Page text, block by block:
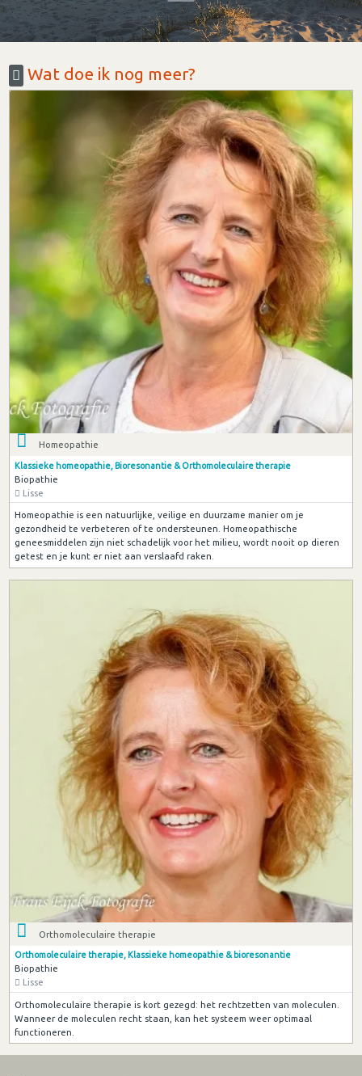
Wat doe ik nog meer?
Homeopathie
Klassieke homeopathie, Bioresonantie & Orthomoleculaire therapie
Biopathie
Lisse
Homeopathie is een natuurlijke, veilige en duurzame manier om je
gezondheid te verbeteren of te ondersteunen. Homeopathische
geneesmiddelen zijn niet schadelijk voor het milieu, wordt nooit op dieren
getest en je kunt er niet aan verslaafd raken.
Orthomoleculaire therapie
Orthomoleculaire therapie, Klassieke homeopathie & bioresonantie
Biopathie
Lisse
Orthomoleculaire therapie is kort gezegd: het rechtzetten van moleculen.
Wanneer de moleculen recht staan, kan het systeem weer optimaal
functioneren.